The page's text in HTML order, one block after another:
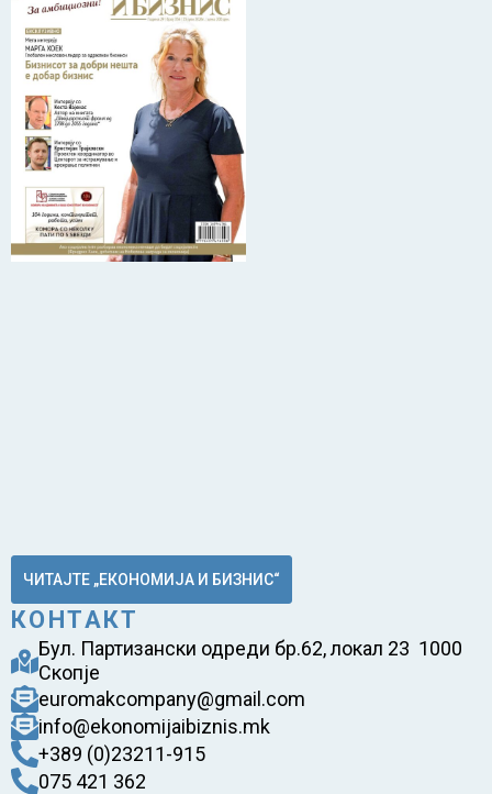
ЧИТАЈТЕ „ЕКОНОМИЈА И БИЗНИС“
КОНТАКТ
Бул. Партизански одреди бр.62, локал 23 1000
Скопје
euromakcompany@gmail.com
info@ekonomijaibiznis.mk
+389 (0)23211-915
075 421 362